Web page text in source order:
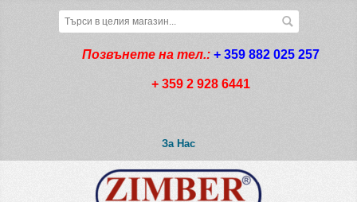
Позвънете на тел.: + 359 882 025 257
+ 359 2 928 6441
За Нас